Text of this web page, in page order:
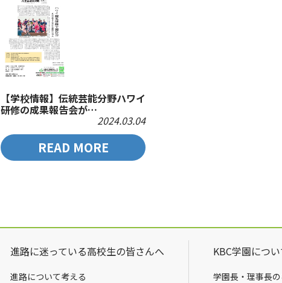
【学校情報】伝統芸能分野ハワイ
研修の成果報告会が…
2024.03.04
READ MORE
進路に迷っている高校生の皆さんへ
進路について考える
KBC学園につい
学園長・理事長